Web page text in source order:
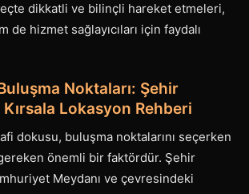
dikkatli ve bilinçli hareket etmeleri,
de hizmet sağlayıcıları için faydalı
Buluşma Noktaları: Şehir
Lokasyon Rehberi
dokusu, buluşma noktalarını seçerken
önemli bir faktördür. Şehir
Meydanı ve çevresindeki